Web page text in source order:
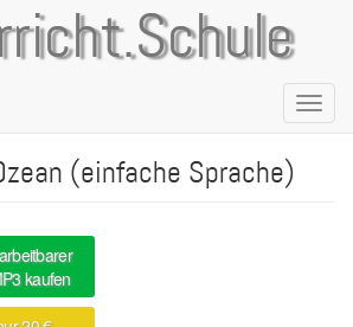
(einfache Sprache)
kaufen